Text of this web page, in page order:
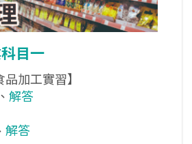
目一
品加工實習】
、 解答
解答